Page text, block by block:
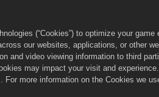
Assistenza per lo store
Merge Dragons! e il logo Merge
Inc. Offerte valide solo nel gioco di
(“Cookies”) to optimize your game
our websites, applications, or other
and video viewing information to third
may impact your visit and
more information on the Cookies we